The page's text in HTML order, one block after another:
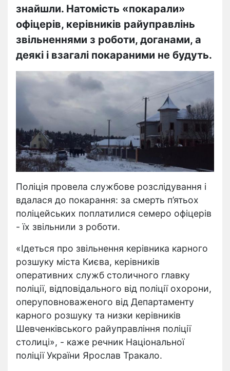
знайшли. Натомість «покарали»
офіцерів, керівників райуправлінь
звільненнями з роботи, доганами, а
деякі і взагалі покараними не будуть.
Поліція провела службове розслідування і
вдалася до покарання: за смерть п’ятьох
поліцейських поплатилися семеро офіцерів
- їх звільнили з роботи.
«Ідеться про звільнення керівника карного
розшуку міста Києва, керівників
оперативних служб столичного главку
поліції, відповідального від поліції охорони,
оперуповноваженого від Департаменту
карного розшуку та низки керівників
Шевченківського райуправління поліції
столиці», - каже речник Національної
поліції України Ярослав Тракало.